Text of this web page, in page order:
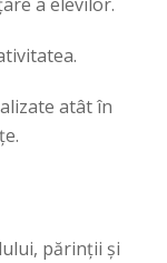
atât în
părinții și